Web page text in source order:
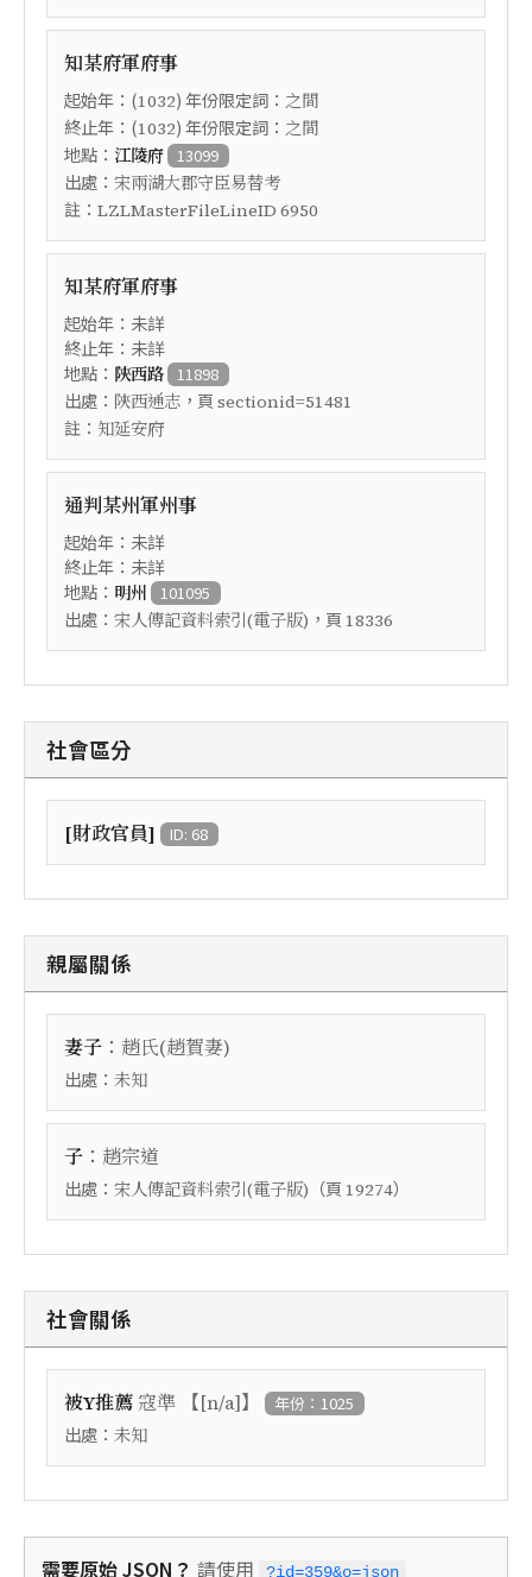
知某府軍府事
起始年：(1032) 年份限定詞： 之間
終止年：(1032) 年份限定詞： 之間
地點： 江陵府 13099
出處： 宋兩湖大郡守臣易替考
註： LZLMasterFileLineID 6950
知某府軍府事
起始年：未詳
終止年：未詳
地點： 陝西路 11898
出處： 陝西通志 ，頁 sectionid=51481
註： 知延安府
通判某州軍州事
起始年：未詳
終止年：未詳
地點： 明州 101095
出處： 宋人傳記資料索引(電子版) ，頁 18336
社會區分
[財政官員] ID: 68
親屬關係
妻子 ： 趙氏(趙賀妻)
出處： 未知
子 ： 趙宗道
出處： 宋人傳記資料索引(電子版) （頁 19274）
社會關係
被Y推薦 寇準 【[n/a]】 年份：1025
出處： 未知
需要原始 JSON？ 請使用 ?id=359&o=json